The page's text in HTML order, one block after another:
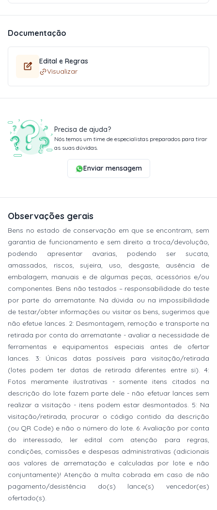
Documentação
Edital e Regras
Visualizar
Precisa de ajuda?
Nós temos um time de especialistas preparados para tirar
as suas dúvidas.
Enviar mensagem
Observações gerais
Bens no estado de conservação em que se encontram, sem
garantia de funcionamento e sem direito a troca/devolução,
podendo apresentar avarias, podendo ser sucata,
amassados, riscos, sujeira, uso, desgaste, ausência de
embalagem, manuais e de algumas peças, acessórios e/ou
componentes. Bens não testados – responsabilidade do teste
por parte do arrematante. Na dúvida ou na impossibilidade
de testar/obter informações ou visitar os bens, sugerimos que
não efetue lances. 2: Desmontagem, remoção e transporte na
retirada por conta do arrematante - avaliar a necessidade de
ferramentas e equipamentos especiais antes de ofertar
lances. 3: Únicas datas possíveis para visitação/retirada
(lotes podem ter datas de retirada diferentes entre si). 4:
Fotos meramente ilustrativas - somente itens citados na
descrição do lote fazem parte dele - não efetuar lances sem
realizar a visitação - itens podem estar desmontados. 5: Na
visitação/retirada, procurar o código contido da descrição
(ou QR Code) e não o número do lote. 6: Avaliação por conta
do interessado, ler edital com atenção para regras,
condições, comissões e despesas administrativas (adicionais
aos valores de arrematação e calculadas por lote e não
conjuntamente)! Atenção à multa cobrada em caso de não
pagamento/desistência do(s) lance(s) vencedor(es)
ofertado(s).